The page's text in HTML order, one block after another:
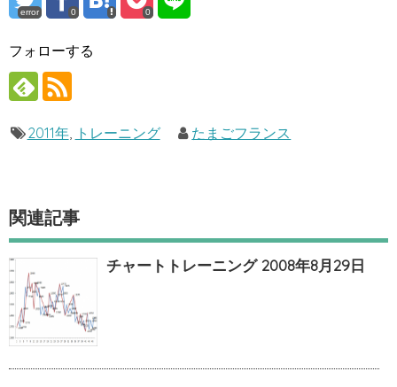
error 0 0
フォローする
2011年, トレーニング たまごフランス
関連記事
チャートトレーニング 2008年8月29日